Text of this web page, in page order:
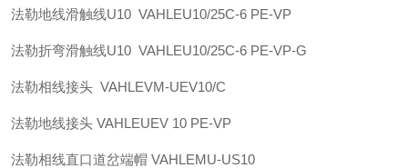
法勒地线滑触线U10 VAHLEU10/25C-6 PE-VP
法勒折弯滑触线U10 VAHLEU10/25C-6 PE-VP-G
法勒相线接头 VAHLEVM-UEV10/C
法勒地线接头 VAHLEUEV 10 PE-VP
法勒相线直口道岔端帽 VAHLEMU-US10